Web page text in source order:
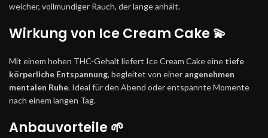
weicher, vollmundiger Rauch, der lange anhält.
Wirkung von Ice Cream Cake 💫
Mit einem hohen THC-Gehalt liefert Ice Cream Cake eine tiefe
körperliche Entspannung, begleitet von einer angenehmen
mentalen Ruhe. Ideal für den Abend oder entspannte Momente
nach einem langen Tag.
Anbauvorteile 🌱